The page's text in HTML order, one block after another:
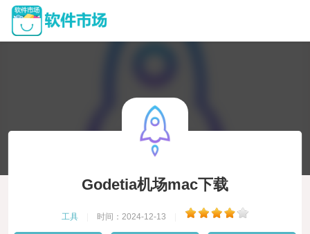
Godetia机场mac下载
工具 时间：2024-12-13